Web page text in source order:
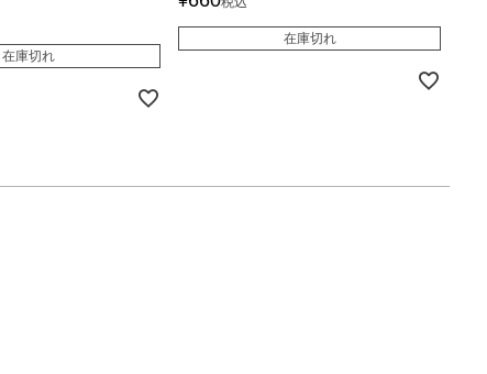
在庫切れ
在庫切れ